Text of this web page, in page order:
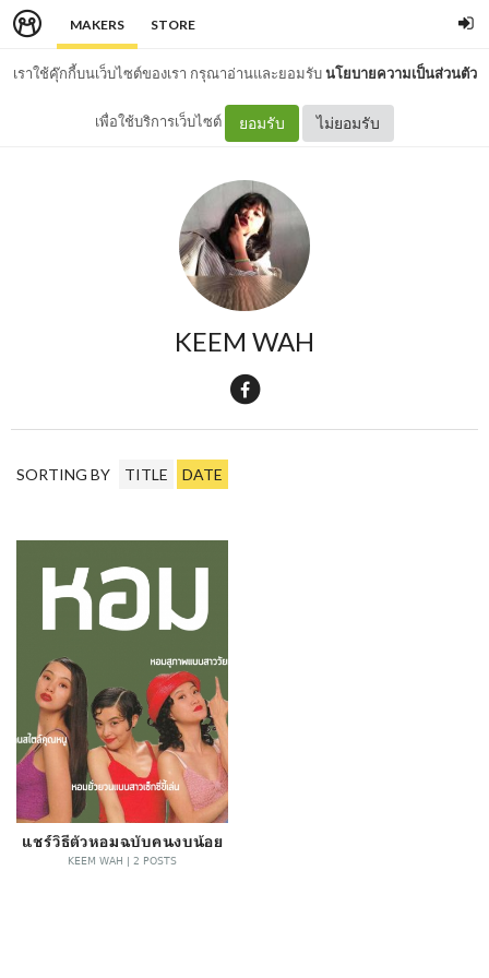
MAKERS STORE
เราใช้คุ๊กกี้บนเว็บไซต์ของเรา กรุณาอ่านและยอมรับนโยบายความเป็นส่วนตัว
เพื่อใช้บริการเว็บไซต์ ยอมรับ ไม่ยอมรับ
KEEM WAH
SORTING BY TITLE DATE
แชร์วิธีตัวหอมฉบับคนงบน้อย
KEEM WAH | 2 POSTS